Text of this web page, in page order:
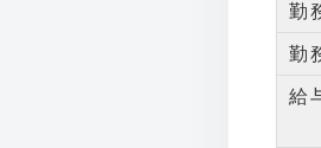
勤
勤
給